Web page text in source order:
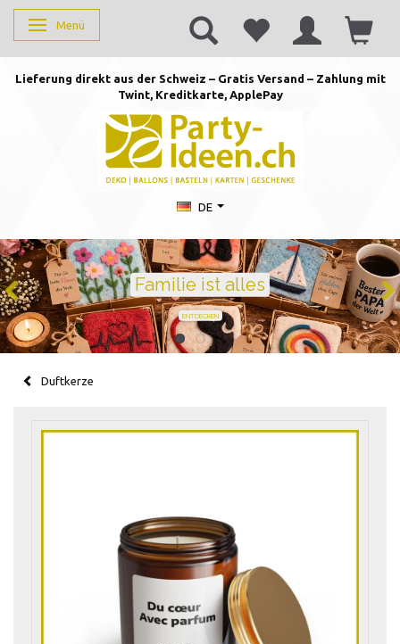
Anzeige ändern
Menü
Lieferung direkt aus der Schweiz – Gratis Versand – Zahlung mit
Twint, Kreditkarte, ApplePay
DE
Geburtstag feiern mit Stil
Ballons · Tischdeko · Karten · Zahlen
GEBURTSTAGSDEKO ENTDECKEN
Duftkerze